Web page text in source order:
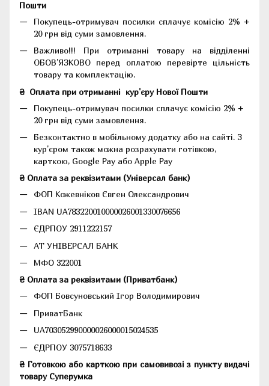
Пошти
Покупець-отримувач посилки сплачує комісію 2% +
20 грн від суми замовлення.
Важливо!!! При отриманні товару на відділенні
ОБОВ'ЯЗКОВО перед оплатою перевірте цільність
товару та комплектацію.
₴ Оплата при отриманні кур'єру Нової Пошти
Покупець-отримувач посилки сплачує комісію 2% +
20 грн від суми замовлення.
Безконтактно в мобільному додатку або на сайті. З
кур'єром також можна розрахувати готівкою,
карткою, Google Pay або Apple Pay
₴ Оплата за реквізитами (Універсал банк)
ФОП Кожевніков Євген Олександрович
IBAN UA783220010000026001330076656
ЄДРПОУ 2911222157
АТ УНІВЕРСАЛ БАНК
МФО 322001
₴ Оплата за реквізитами (Приватбанк)
ФОП Бовсуновський Ігор Володимирович
ПриватБанк
UA703052990000026000015024535
ЄДРПОУ 3075718633
₴ Готовкою або карткою при самовивозі з пункту видачі
товару Суперумка